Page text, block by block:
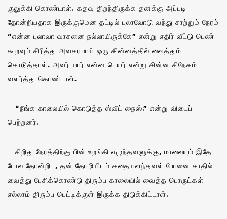
குலுக்கி கொண்டாள். கதவு திறந்திருக்க தனக்கு அப்படி
தோன்றியதாக இருக்குமென தட்டில் புலாவோடு வந்து சாற்றும் நேரம்
“என்ன புலாவா வாசனை நல்லாயிருக்கே” என்று எதிர் வீட்டு பெண்
கூறவும் சிரித்து அவசரமாய் ஒரு கின்னத்தில் வைத்தும்
கொடுத்தாள். அவர் யார் என்ன பெயர் என்று சின்ன சிநேகம்
வளர்த்து கொண்டாள்.
“நீங்க காலையில் கொடுத்த ஸ்வீட் நைஸ்.” என்று விடைப்
பெற்றனர்.
சிறிது நேரத்திற்கு பின் உறங்கி எழுந்தவளுக்கு, மாலையும் இதே
போல தோன்றிட, தன் தோழியிடம் கதையளந்தவள் போனை காதில்
வைத்து பேசிக்கொண்டு திரும்ப காலையில் வைத்த பொருட்கள்
எல்லாம் திரும்ப பெட்டிக்குள் இருக்க திடுக்கிட்டாள்.